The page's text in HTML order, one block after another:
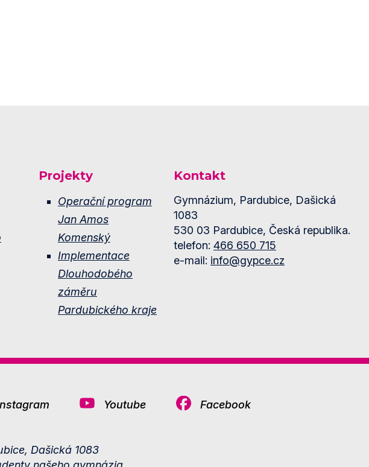
Projekty
Operační program
Jan Amos
Komenský
Implementace
Dlouhodobého
záměru
Pardubického kraje
Kontakt
Gymnázium, Pardubice, Dašická
1083
530 03 Pardubice, Česká republika.
telefon: 466 650 715
e-mail: info@gypce.cz
Youtube Facebook
Dašická 1083